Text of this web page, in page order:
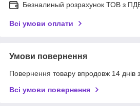
Безналиный розрахунок ТОВ з
Всі умови оплати
Умови повернення
Повернення товару впродовж 14 днів
Всі умови повернення